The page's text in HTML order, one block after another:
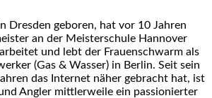
Dresden geboren, hat vor 10 Jahren
an der Meisterschule Hannover
und lebt der Frauenschwarm als
(Gas & Wasser) in Berlin. Seit sein
das Internet näher gebracht hat, ist
Angler mittlerweile ein passionierter